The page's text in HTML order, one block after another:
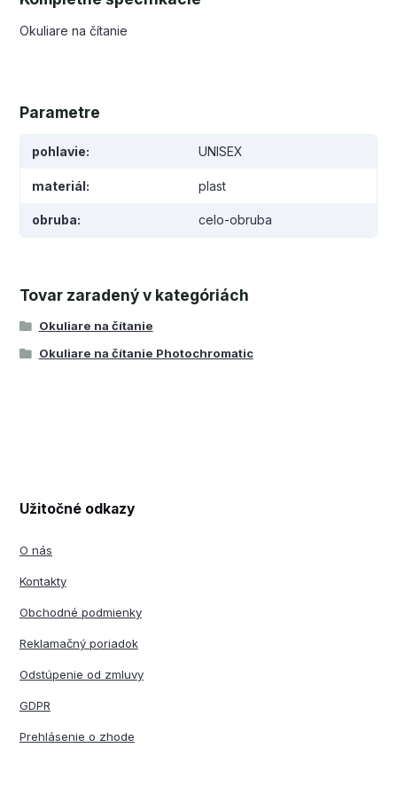
Okuliare na čítanie
Parametre
pohlavie UNISEX
materiál plast
obruba celo-obruba
Tovar zaradený v kategóriách
Okuliare na čítanie
Okuliare na čítanie Photochromatic
Užitočné odkazy
O nás
Kontakty
Obchodné podmienky
Reklamačný poriadok
Odstúpenie od zmluvy
GDPR
Prehlásenie o zhode